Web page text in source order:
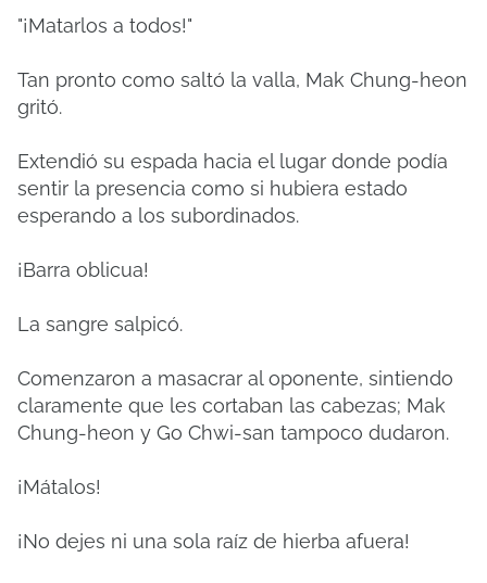
"¡Matarlos a todos!"
Tan pronto como saltó la valla, Mak Chung-heon
gritó.
Extendió su espada hacia el lugar donde podía
sentir la presencia como si hubiera estado
esperando a los subordinados.
¡Barra oblicua!
La sangre salpicó.
Comenzaron a masacrar al oponente, sintiendo
claramente que les cortaban las cabezas; Mak
Chung-heon y Go Chwi-san tampoco dudaron.
¡Mátalos!
¡No dejes ni una sola raíz de hierba afuera!